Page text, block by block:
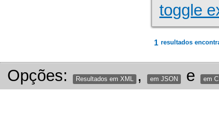
toggle
1 resultados
Opções: Resultados em XML , em JSON e em